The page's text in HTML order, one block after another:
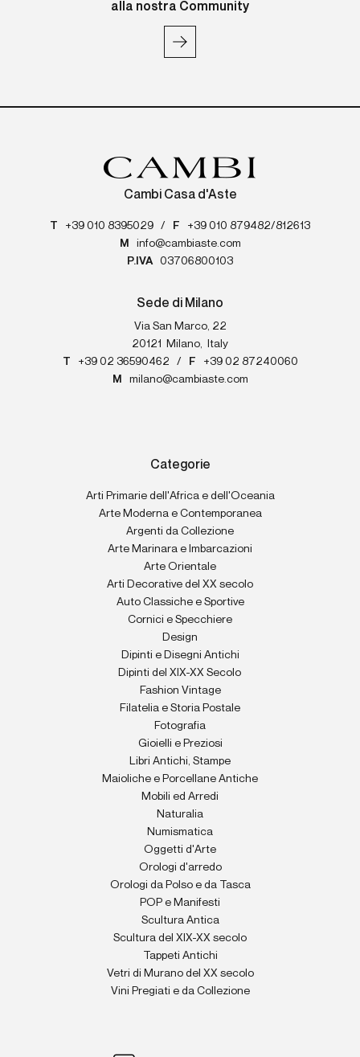
alla nostra Community
Cambi Casa d'Aste
T +39 010 8395029 / F
+39 010 879482/812613
M
info@cambiaste.com
P.IVA
03706800103
Sede di Milano
Via San Marco, 22
20121
Milano,
Italy
T
+39 02 36590462 / F
+39 02 87240060
M
milano@cambiaste.com
Categorie
Arti Primarie dell'Africa e dell'Oceania
Arte Moderna e Contemporanea
Argenti da Collezione
Arte Marinara e Imbarcazioni
Arte Orientale
Arti Decorative del XX secolo
Auto Classiche e Sportive
Cornici e Specchiere
Design
Dipinti e Disegni Antichi
Dipinti del XIX-XX Secolo
Fashion Vintage
Filatelia e Storia Postale
Fotografia
Gioielli e Preziosi
Libri Antichi, Stampe
Maioliche e Porcellane Antiche
Mobili ed Arredi
Naturalia
Numismatica
Oggetti d'Arte
Orologi d'arredo
Orologi da Polso e da Tasca
POP e Manifesti
Scultura Antica
Scultura del XIX-XX secolo
Tappeti Antichi
Vetri di Murano del XX secolo
Vini Pregiati e da Collezione